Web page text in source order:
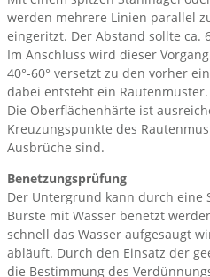
werden mehrere Linien parallel
eingeritzt. Der Abstand sollte ca.
Im Anschluss wird dieser
40°-60° versetzt zu den vorher
dabei entsteht ein Rautenmuster.
Die Oberflächenhärte ist
Kreuzungspunkte des
Ausbrüche sind.
Benetzungsprüfung
Der Untergrund kann durch eine
Bürste mit Wasser benetzt
schnell das Wasser aufgesaugt
abläuft. Durch den Einsatz der
die Bestimmung des